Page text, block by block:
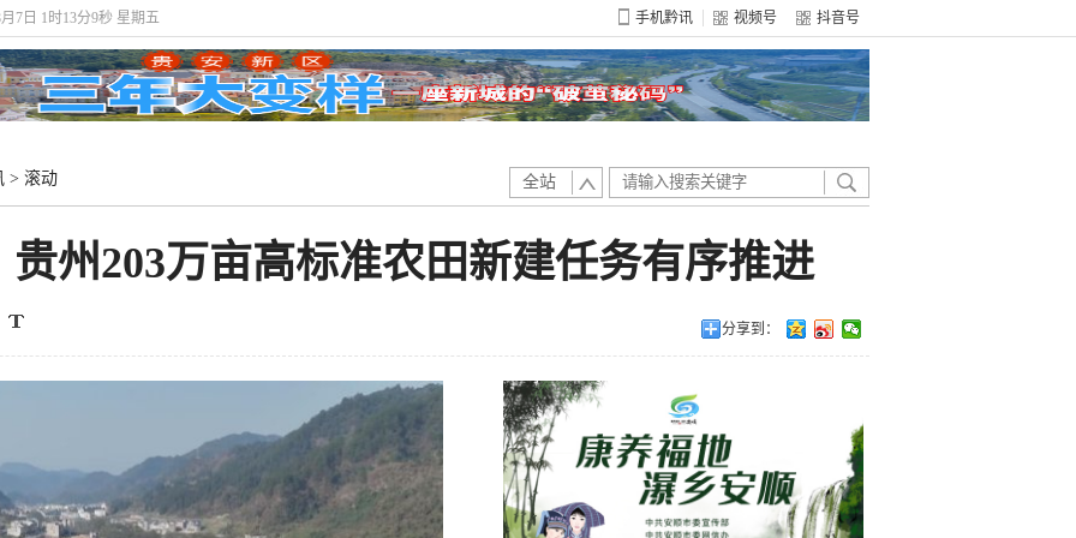
7日 1时13分11秒 星期五 手机黔讯 视频号 抖音号
> 滚动 全站
州203万亩高标准农田新建任务有序推进
分享到：